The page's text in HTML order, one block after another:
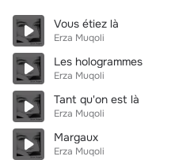
Vous étiez là
Erza Muqoli
Les hologrammes
Erza Muqoli
Tant qu'on est là
Erza Muqoli
Margaux
Erza Muqoli